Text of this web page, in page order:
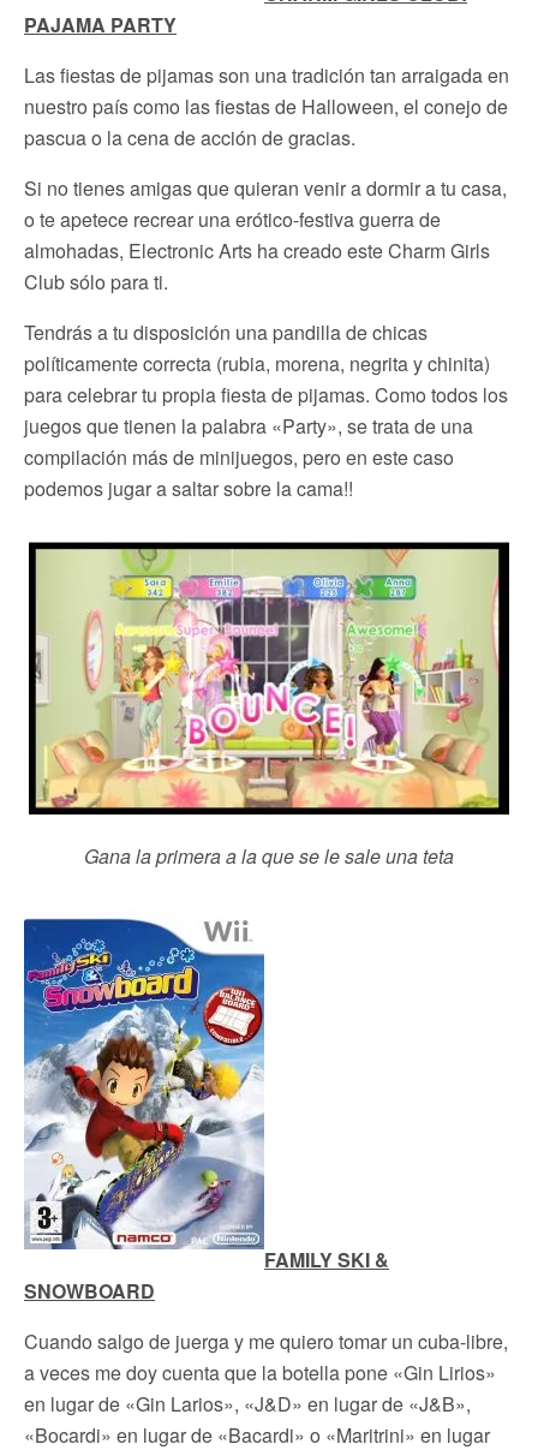
PAJAMA PARTY
Las fiestas de pijamas son una tradición tan arraigada en
nuestro país como las fiestas de Halloween, el conejo de
pascua o la cena de acción de gracias.
Si no tienes amigas que quieran venir a dormir a tu casa,
o te apetece recrear una erótico-festiva guerra de
almohadas, Electronic Arts ha creado este Charm Girls
Club sólo para ti.
Tendrás a tu disposición una pandilla de chicas
políticamente correcta (rubia, morena, negrita y chinita)
para celebrar tu propia fiesta de pijamas. Como todos los
juegos que tienen la palabra «Party», se trata de una
compilación más de minijuegos, pero en este caso
podemos jugar a saltar sobre la cama!!
Gana la primera a la que se le sale una teta
FAMILY SKI &
SNOWBOARD
Cuando salgo de juerga y me quiero tomar un cuba-libre,
a veces me doy cuenta que la botella pone «Gin Lirios»
en lugar de «Gin Larios», «J&D» en lugar de «J&B»,
«Bocardi» en lugar de «Bacardi» o «Maritrini» en lugar